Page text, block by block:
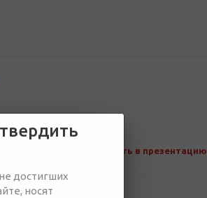
Добавить в презентацию
достигших
носят